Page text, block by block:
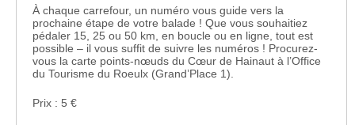
À chaque carrefour, un numéro vous guide vers la
prochaine étape de votre balade ! Que vous souhaitiez
pédaler 15, 25 ou 50 km, en boucle ou en ligne, tout est
possible – il vous suffit de suivre les numéros ! Procurez-
vous la carte points-nœuds du Cœur de Hainaut à l’Office
du Tourisme du Roeulx (Grand’Place 1).
Prix : 5 €